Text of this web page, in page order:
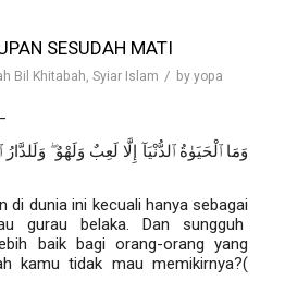
SESUDAH MATI
Bil Khitabah Syiar Islam / by yopa
وَمَا ٱلْحَيَوٰةُ ٱلدُّنْيَآ إِلَّا لَعِبٌ وَلَهْوٌ
di dunia ini kecuali hanya sebagai
gurau belaka. Dan sungguh
baik bagi orang-orang yang
kamu tidak mau memikirnya?(